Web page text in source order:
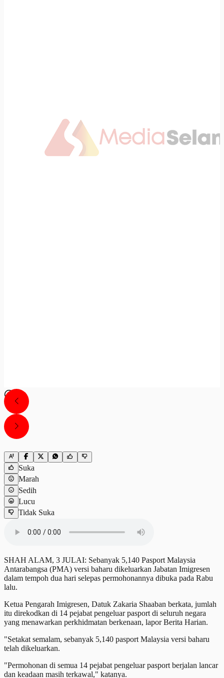
Suka
Marah
Sedih
Lucu
Tidak Suka
SHAH ALAM, 3 JULAI: Sebanyak 5,140 Pasport Malaysia
Antarabangsa (PMA) versi baharu dikeluarkan Jabatan Imigresen
dalam tempoh dua hari selepas permohonannya dibuka pada Rabu
lalu.
Ketua Pengarah Imigresen, Datuk Zakaria Shaaban berkata, jumlah
itu direkodkan di 14 pejabat pengeluar pasport di seluruh negara
yang menawarkan perkhidmatan berkenaan, lapor Berita Harian.
"Setakat semalam, sebanyak 5,140 pasport Malaysia versi baharu
telah dikeluarkan.
"Permohonan di semua 14 pejabat pengeluar pasport berjalan lancar
dan keadaan masih terkawal," katanya.